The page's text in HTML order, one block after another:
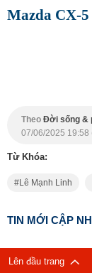
Mazda CX-
Theo Đời sống &
07/06/2025 19:58
Từ Khóa:
Lê Mạnh Linh
TIN MỚI CẬP
Lên đầu trang